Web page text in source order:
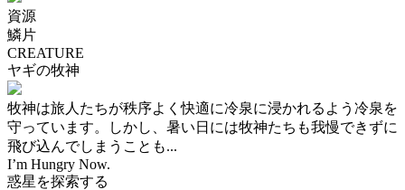
資源
鱗片
CREATURE
ヤギの牧神
牧神は旅人たちが秩序よく快適に冷泉に浸かれるよう冷泉を
守っています。しかし、暑い日には牧神たちも我慢できずに
飛び込んでしまうことも...
I’m Hungry Now.
惑星を探索する